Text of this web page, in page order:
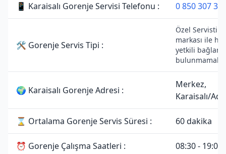
📱 Karaisalı Gorenje Servisi Telefonu : 0 850 307 34
🛠 Gorenje Servis Tipi :
Özel Servistir.
markası ile
yetkili
🌍 Karaisalı Gorenje Adresi :
Merkez,
Karaisalı/
⌛ Ortalama Gorenje Servis Süresi : 60 dakika
⏰ Gorenje Çalışma Saatleri : 08:30 - 19:00